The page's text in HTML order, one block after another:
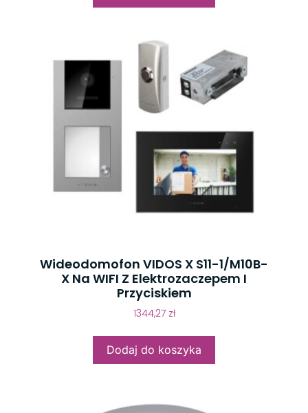
Wideodomofon VIDOS X S11-1/M10B-
X Na WIFI Z Elektrozaczepem I
Przyciskiem
1344,27 zł
Dodaj do koszyka